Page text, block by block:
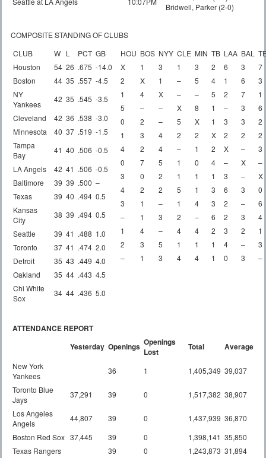
Bridwell, Parker (2-0)
COMPOSITE STANDING OF CLUBS
CLUB
W L PCT GB
Houston
54 26 .675 -14.0
Boston
44 35 .557 -4.5
NY
Yankees
42 35 .545 -3.5
Cleveland
42 36 .538 -3.0
Minnesota
40 37 .519 -1.5
Tampa
Bay
41 40 .506 -0.5
LA Angels
42 41 .506 -0.5
Baltimore
39 39 .500 –
Texas
39 40 .494 0.5
Kansas
City
38 39 .494 0.5
Seattle
39 41 .488 1.0
Toronto
37 41 .474 2.0
Detroit
35 43 .449 4.0
Oakland
35 44 .443 4.5
Chi White
Sox
34 44 .436 5.0
HOU BOS NYY CLE MIN TB LAA BAL
X
1 3 1 3 2 6 3
7
2
X 1 – 5 4 1 6
3
1
4 X – – 5 2 7
1
5
– – X 8 1 – 3
6
0
2 – 5 X 1 3 3
2
1
3 4 2 2 X 2 2
2
4
2 4 – 1 2 X –
3
0
7 5 1 0 4 – X
–
3
0 2 1 1 1 3 –
X
4
2 2 5 1 3 6 3
0
3
1 – 1 4 3 2 –
6
–
1 3 2 – 6 2 3
4
1
4 – 4 4 2 3 2
1
2
3 5 1 1 1 4 –
3
–
1 3 4 4 1 0 3 –
ATTENDANCE REPORT
Yesterday Openings Openings
Lost
Total Average
New York
Yankees
36 1 1,405,349 39,037
Toronto Blue
Jays
37,291 39 0 1,517,382 38,907
Los Angeles
Angels
44,807 39 0 1,437,939 36,870
Boston Red Sox 37,445 39 0 1,398,141 35,850
Texas Rangers
39 0 1,243,873 31,894